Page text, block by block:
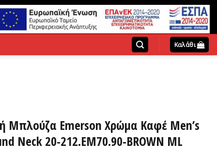
Καλάθι
Μπλούζα Emerson Xρώμα Καφέ Men’s
Neck 20-212.EM70.90-BROWN ML